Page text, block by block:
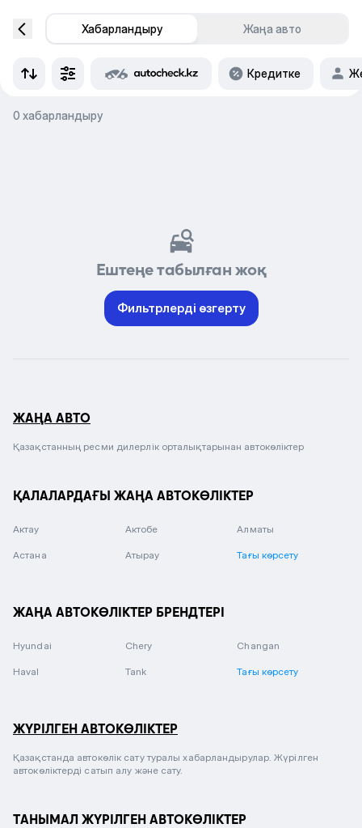
Хабарландыру Жаңа авто
Кредитке
0 хабарландыру
Ештеңе табылған жоқ
Фильтрлерді өзгерту
ЖАҢА АВТО
Қазақстанның ресми дилерлік орталықтарынан автокөліктер
ҚАЛАЛАРДАҒЫ ЖАҢА АВТОКӨЛІКТЕР
Актау Актобе Алматы
Астана Атырау Тағы көрсету
ЖАҢА АВТОКӨЛІКТЕР БРЕНДТЕРІ
Hyundai Chery Changan
Haval Tank Тағы көрсету
ЖҮРІЛГЕН АВТОКӨЛІКТЕР
Қазақстанда автокөлік сату туралы хабарландырулар. Жүрілген
автокөліктерді сатып алу және сату.
ТАНЫМАЛ ЖҮРІЛГЕН АВТОКӨЛІКТЕР